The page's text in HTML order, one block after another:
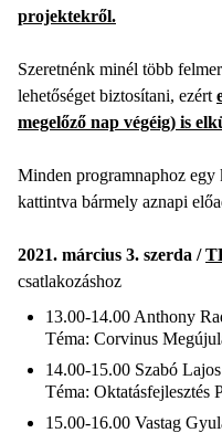
projektekről.
Szeretnénk minél több
lehetőséget biztosítani, ezért
megelőző nap végéig) is
Minden programnaphoz
kattintva bármely aznapi
2021. március 3. szerda /
csatlakozáshoz
13.00-14.00 Anthony
Téma: Corvinus
14.00-15.00 Szabó
Téma: Oktatásfejlesztés
15.00-16.00 Vastag